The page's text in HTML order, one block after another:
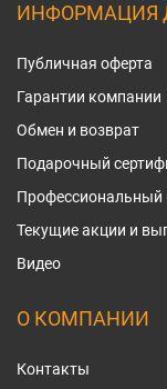
ИНФОРМАЦИЯ
Публичная оферта
Гарантии компании
Обмен и возврат
Подарочный
Профессиональный
Текущие акции и
Видео
О КОМПАНИИ
Контакты